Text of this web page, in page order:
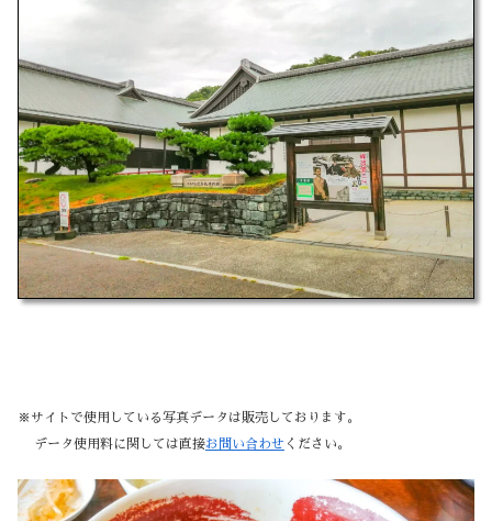
※サイトで使用している写真データは販売しております。
データ使用料に関しては直接お問い合わせ ください。